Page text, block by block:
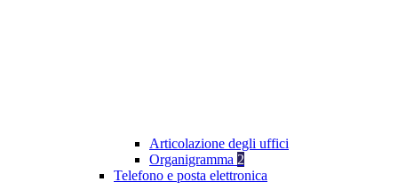
Articolazione degli uffici
Organigramma 2
Telefono e posta elettronica